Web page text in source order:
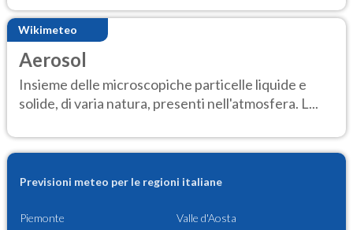
Wikimeteo
Aerosol
Insieme delle microscopiche particelle liquide e
solide, di varia natura, presenti nell'atmosfera. L...
Previsioni meteo per le regioni italiane
Piemonte Valle d'Aosta